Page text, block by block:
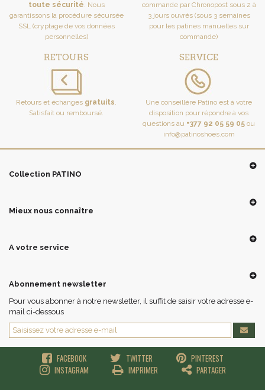
toute sécurité. Nous
garantissons la procédure sécursée
SSL (cryptage de vos données
personnelles)
commande par Chronopost sous 2 à
3 jours ouvrés (sous 3 semaines
pour les patines manuelles sur
commande)
RETOURS
Retours et échanges gratuits.
Satisfait ou remboursé.
SERVICE
Une conseillère Patino est à votre
disposition pour répondre à vos
questions au +377 92 05 59 05 ou
info@patinoshoes.com
Collection PATINO
Mieux nous connaître
A votre service
Abonnement newsletter
Pour vous abonner à notre newsletter, il suffit de saisir votre adresse e-
mail ci-dessous
FACEBOOK TWITTER
PINTEREST
INSTAGRAM
IMPRIMER PARTAGER